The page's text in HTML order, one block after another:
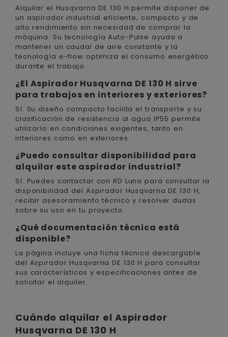
Alquilar el Husqvarna DE 130 H permite disponer de
un aspirador industrial eficiente, compacto y de
alto rendimiento sin necesidad de comprar la
máquina. Su tecnología Auto-Pulse ayuda a
mantener un caudal de aire constante y la
tecnología e-flow optimiza el consumo energético
durante el trabajo.
¿El Aspirador Husqvarna DE 130 H sirve
para trabajos en interiores y exteriores?
Sí. Su diseño compacto facilita el transporte y su
clasificación de resistencia al agua IP55 permite
utilizarlo en condiciones exigentes, tanto en
interiores como en exteriores.
¿Puedo consultar disponibilidad para
alquilar este aspirador industrial?
Sí. Puedes contactar con RD Luna para consultar la
disponibilidad del Aspirador Husqvarna DE 130 H,
recibir asesoramiento técnico y resolver dudas
sobre su uso en tu proyecto.
¿Qué documentación técnica está
disponible?
La página incluye una ficha técnica descargable
del Aspirador Husqvarna DE 130 H para consultar
sus características y especificaciones antes de
solicitar el alquiler.
Cuándo alquilar el Aspirador
Husqvarna DE 130 H